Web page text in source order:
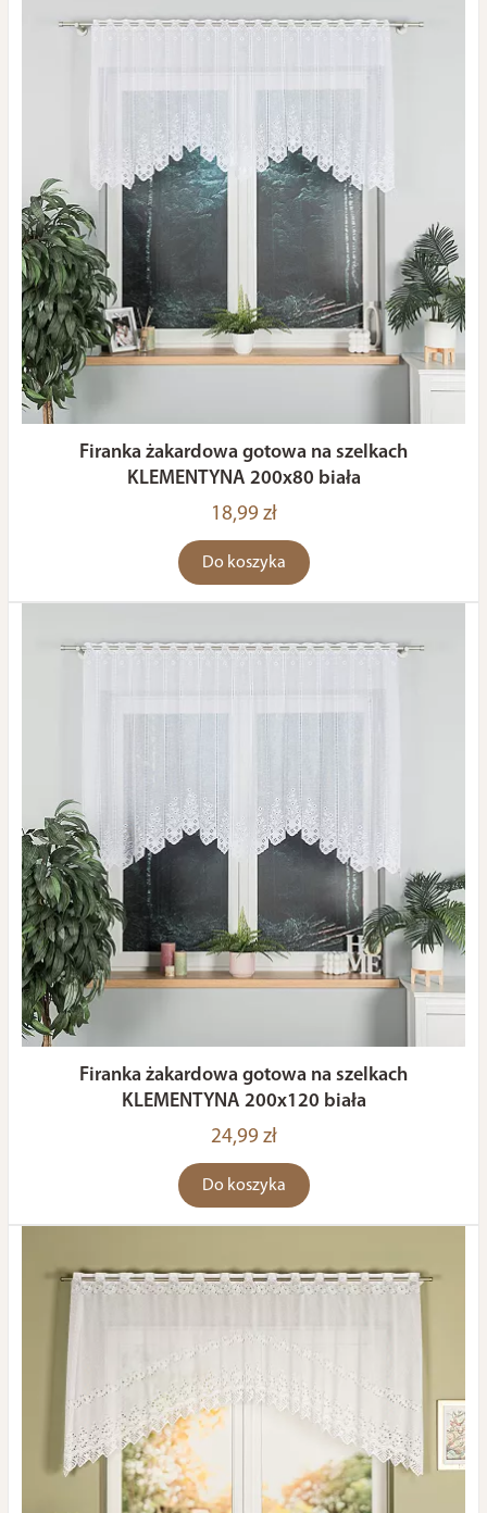
Firanka żakardowa gotowa na szelkach
KLEMENTYNA 200x80 biała
18,99 zł
Do koszyka
Firanka żakardowa gotowa na szelkach
KLEMENTYNA 200x120 biała
24,99 zł
Do koszyka